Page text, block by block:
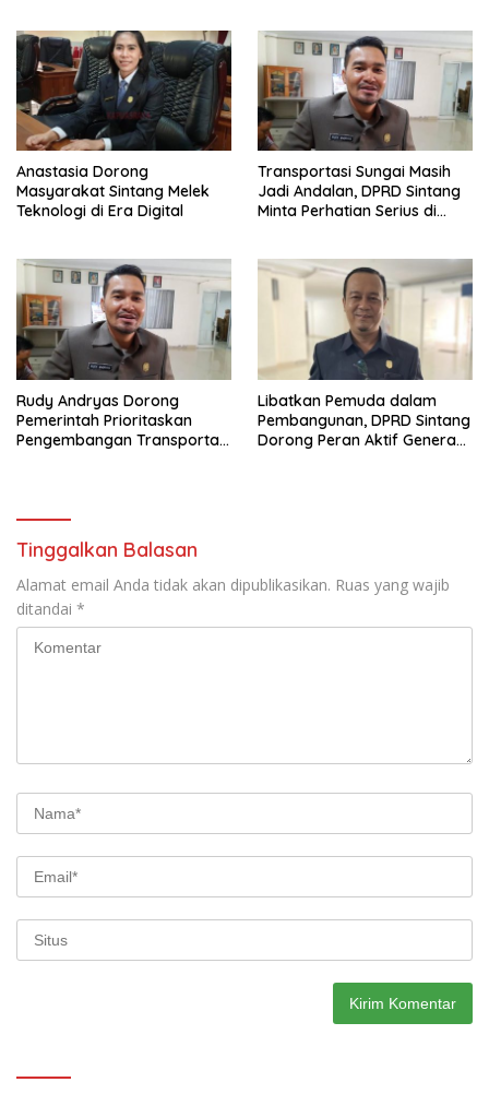
Anastasia Dorong
Masyarakat Sintang Melek
Teknologi di Era Digital
Transportasi Sungai Masih
Jadi Andalan, DPRD Sintang
Minta Perhatian Serius di
Rudy Andryas Dorong
Pemerintah Prioritaskan
Pengembangan Transportasi
Libatkan Pemuda dalam
Pembangunan, DPRD Sintang
Dorong Peran Aktif Generasi
Tinggalkan Balasan
Alamat email Anda tidak akan dipublikasikan. Ruas yang wajib
ditandai *